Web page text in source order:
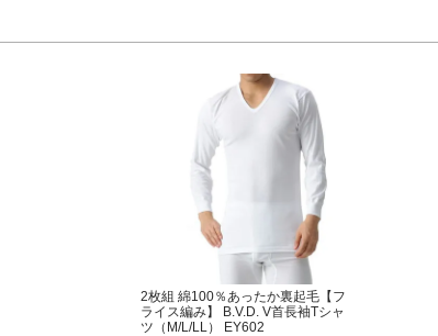
2枚組 綿100％あったか裏起毛【フ
ライス編み】 B.V.D. V首長袖Tシャ
ツ（M/L/LL） EY602